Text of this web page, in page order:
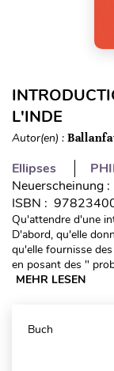
L'INDE
Autor(en) :
Ellipses
Neuerscheinung
ISBN :
Qu'attendre d'une
D'abord, qu'elle
qu'elle fournisse
en posant des "
MEHR LESEN
Buch